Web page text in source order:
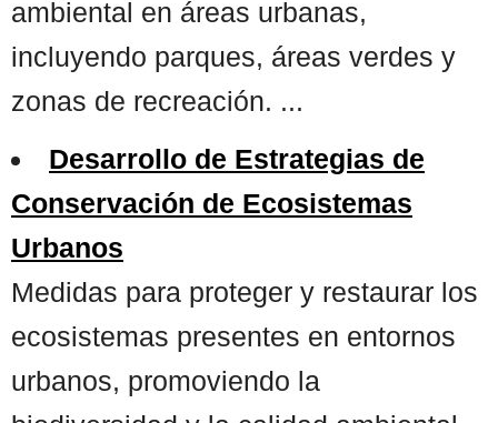
ambiental en áreas urbanas,
incluyendo parques, áreas verdes y
zonas de recreación. ...
Desarrollo de Estrategias de
Conservación de Ecosistemas
Urbanos
Medidas para proteger y restaurar los
ecosistemas presentes en entornos
urbanos, promoviendo la